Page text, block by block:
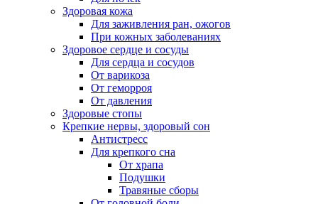
Здоровая кожа
Для заживления ран, ожогов
При кожных заболеваниях
Здоровое сердце и сосуды
Для сердца и сосудов
От варикоза
От геморроя
От давления
Здоровые стопы
Крепкие нервы, здоровый сон
Антистресс
Для крепкого сна
От храпа
Подушки
Травяные сборы